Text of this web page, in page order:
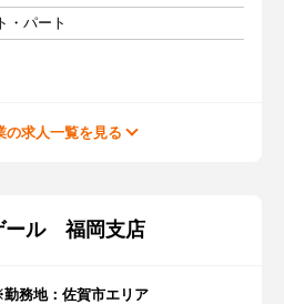
・パート
の求人一覧を見る
ール 福岡支店
務地：佐賀市エリア